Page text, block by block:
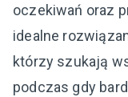
oczekiwań oraz
idealne
którzy szukają
podczas gdy